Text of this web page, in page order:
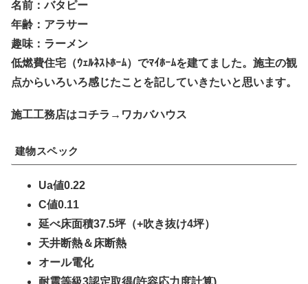
名前：バタピー
年齢：アラサー
趣味：ラーメン
低燃費住宅（ｳｪﾙﾈｽﾄﾎｰﾑ）でﾏｲﾎｰﾑを建てました。施主の観
点からいろいろ感じたことを記していきたいと思います。
施工工務店はコチラ→ワカバハウス
建物スペック
Ua値0.22
C値0.11
延べ床面積37.5坪（+吹き抜け4坪）
天井断熱＆床断熱
オール電化